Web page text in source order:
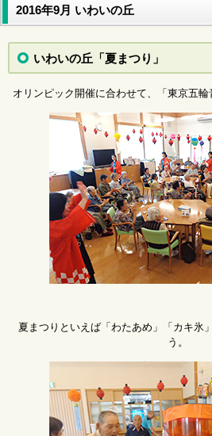
2016年9月 いわいの丘
いわいの丘「夏まつり」
オリンピック開催に合わせて、「東京五輪
夏まつりといえば「わたあめ」「カキ氷
う。